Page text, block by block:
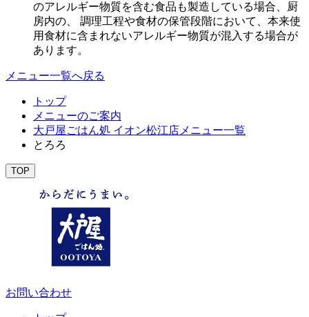
のアレルギー物質を含む食品も製造している場合、厨
房内の、 調理工程や食材の保管段階において、本来使
用食材に含まれないアレルギー物質が混入する場合が
あります。
メニュー一覧へ戻る
トップ
メニューのご案内
大戸屋ごはん処 イオン松江店メニュー一覧
とろろ
TOP
お問い合わせ